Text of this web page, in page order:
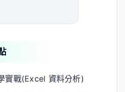
實戰(Excel 資料分析)